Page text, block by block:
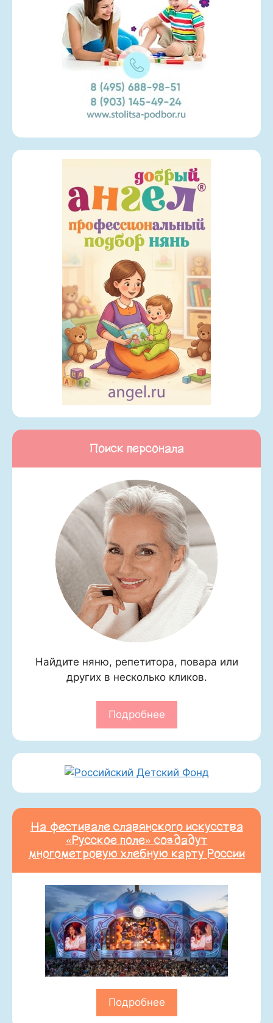
Поиск персонала
Найдите няню, репетитора, повара или
других в несколько кликов.
Подробнее
На фестивале славянского искусства
«Русское поле» создадут
многометровую хлебную карту России
Подробнее